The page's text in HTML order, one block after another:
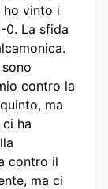
ho vinto i
0. La sfida
contro la
ma
ha
contro il
ma ci